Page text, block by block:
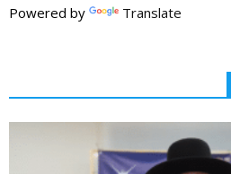
Powered by Translate